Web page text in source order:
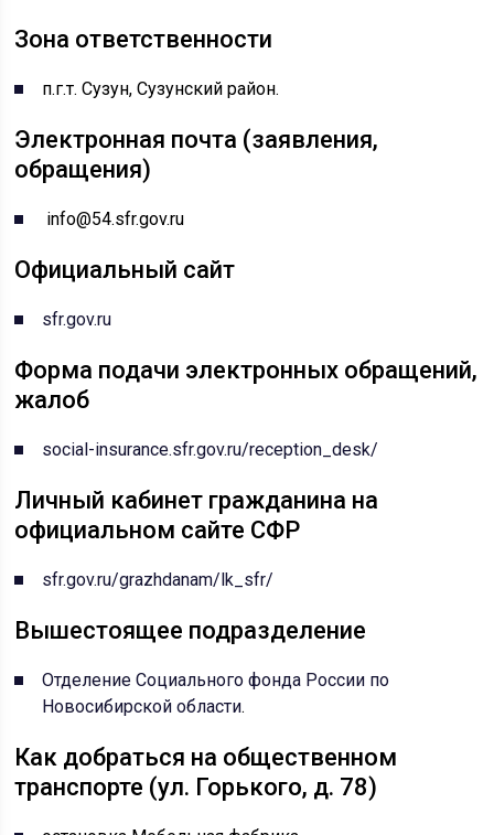
Зона ответственности
п.г.т. Сузун, Сузунский район.
Электронная почта (заявления,
обращения)
info@54.sfr.gov.ru
Официальный сайт
sfr.gov.ru
Форма подачи электронных обращений,
жалоб
social-insurance.sfr.gov.ru/reception_desk/
Личный кабинет гражданина на
официальном сайте СФР
sfr.gov.ru/grazhdanam/lk_sfr/
Вышестоящее подразделение
Отделение Социального фонда России по
Новосибирской области.
Как добраться на общественном
транспорте (ул. Горького, д. 78)